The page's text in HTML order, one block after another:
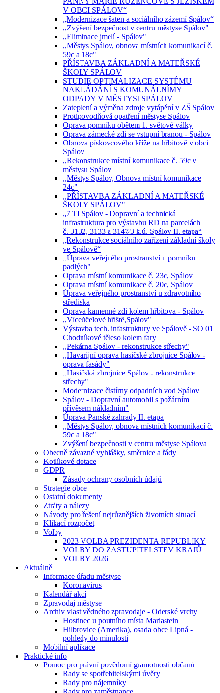
V OBCI SPÁLOV“
„Modernizace šaten a sociálního zázemí Spálov“
,,Zvýšení bezpečnost v centru městyse Spálov"
,,Eliminace jmelí - Spálov"
,,Městys Spálov, obnova místních komunikací č.
59c a 18c"
PŘÍSTAVBA ZÁKLADNÍ A MATEŘSKÉ
ŠKOLY SPÁLOV
STUDIE OPTIMALIZACE SYSTÉMU
NAKLÁDÁNÍ S KOMUNÁLNÍMY
ODPADY V MĚSTYSI SPÁLOV
Zateplení a výměna zdroje vytápění v ZŠ Spálov
Protipovodňová opatření městyse Spálov
Oprava pomníku obětem 1. světové války
Oprava zámecké zdi se vstupní branou - Spálov
Obnova pískovcového kříže na hřbitově v obci
Spálov
,,Rekonstrukce místní komunikace č. 59c v
městysu Spálov
,,Městys Spálov, Obnova místní komunikace
24c"
,,PŘÍSTAVBA ZÁKLADNÍ A MATEŘSKÉ
ŠKOLY SPÁLOV"
„7 TI Spálov - Dopravní a technická
infrastruktura pro výstavbu RD na parcelách
č. 3132, 3133 a 3147⁄3 k.ú. Spálov II. etapa“
„Rekonstrukce sociálního zařízení základní školy
ve Spálově“
,,Úprava veřejného prostranství u pomníku
padlých"
Oprava místní komunikace č. 23c, Spálov
Oprava místní komunikace č. 20c, Spálov
Úprava veřejného prostranství u zdravotního
střediska
Oprava kamenné zdi kolem hřbitova - Spálov
,,Víceúčelové hřiště,Spálov"
Výstavba tech. infastruktury ve Spálově - SO 01
Chodníkové těleso kolem fary
,,Pekárna Spálov - rekonstrukce střechy"
,,Havarijní oprava hasičské zbrojnice Spálov -
oprava fasády"
,,Hasičská zbrojnice Spálov - rekonstrukce
střechy"
Modernizace čistírny odpadních vod Spálov
Spálov - Dopravní automobil s požárním
přívěsem nákladním"
Úprava Panské zahrady II. etapa
,,Městys Spálov, obnova místních komunikací č.
59c a 18c"
Zvýšení bezpečnosti v centru městyse Spálova
Obecně závazné vyhlášky, směrnice a řády
Kotlíkové dotace
GDPR
Zásady ochrany osobních údajů
Strategie obce
Ostatní dokumenty
Ztráty a nálezy
Návody pro řešení nejrůznějších životních situací
Klikací rozpočet
Volby
2023 VOLBA PREZIDENTA REPUBLIKY
VOLBY DO ZASTUPITELSTEV KRAJŮ
VOLBY 2026
Aktuálně
Informace úřadu městyse
Koronavirus
Kalendář akcí
Zpravodaj městyse
Archiv vlastivědného zpravodaje - Oderské vrchy
Hostinec u poutního místa Mariastein
Hilbrovice (Amerika), osada obce Lipná -
pohledy do minulosti
Mobilní aplikace
Praktické info
Pomoc pro právní povědomí gramotnosti občanů
Rady se spotřebitelskými úvěry
Rady pro nájemníky
Rady pro zaměstnance